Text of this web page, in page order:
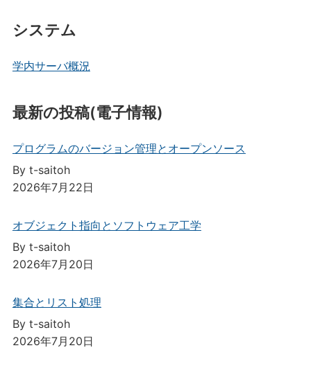
システム
学内サーバ概況
最新の投稿(電子情報)
プログラムのバージョン管理とオープンソース
By t-saitoh
2026年7月22日
オブジェクト指向とソフトウェア工学
By t-saitoh
2026年7月20日
集合とリスト処理
By t-saitoh
2026年7月20日